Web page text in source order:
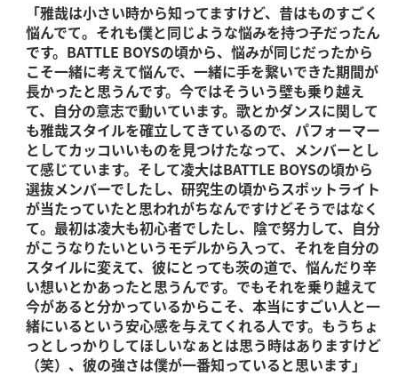
「雅哉は小さい時から知ってますけど、昔はものすごく
悩んでて。それも僕と同じような悩みを持つ子だったん
です。BATTLE BOYSの頃から、悩みが同じだったから
こそ一緒に考えて悩んで、一緒に手を繋いできた期間が
長かったと思うんです。今ではそういう壁も乗り越え
て、自分の意志で動いています。歌とかダンスに関して
も雅哉スタイルを確立してきているので、パフォーマー
としてカッコいいものを見つけたなって、メンバーとし
て感じています。そして凌大はBATTLE BOYSの頃から
選抜メンバーでしたし、研究生の頃からスポットライト
が当たっていたと思われがちなんですけどそうではなく
て。最初は凌大も初心者でしたし、陰で努力して、自分
がこうなりたいというモデルから入って、それを自分の
スタイルに変えて、彼にとっても茨の道で、悩んだり辛
い想いとかあったと思うんです。でもそれを乗り越えて
今があると分かっているからこそ、本当にすごい人と一
緒にいるという安心感を与えてくれる人です。もうちょ
っとしっかりしてほしいなぁとは思う時はありますけど
（笑）、彼の強さは僕が一番知っていると思います」